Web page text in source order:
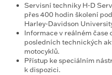
Servisní techniky H-D
přes 400 hodin školení
Harley-Davidson
Informace v reálném čase
posledních technických
motocyklů.
Přístup ke speciálním
k dispozici.